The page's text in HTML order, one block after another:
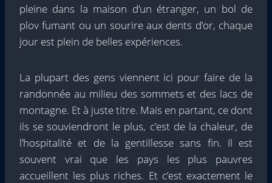
pleine dans la maison d’un étranger, un bol de
plov fumant ou un sourire aux dents d’or, chaque
jour est plein de belles expériences.
La plupart des gens viennent ici pour faire de la
randonnée au milieu des sommets et des lacs de
montagne. Et à juste titre. Mais en partant, ce dont
ils se souviendront le plus, c’est de la chaleur, de
l’hospitalité et de la gentillesse sans fin. Il est
souvent vrai que les pays les plus pauvres
accueillent les plus riches. Et c’est exactement le